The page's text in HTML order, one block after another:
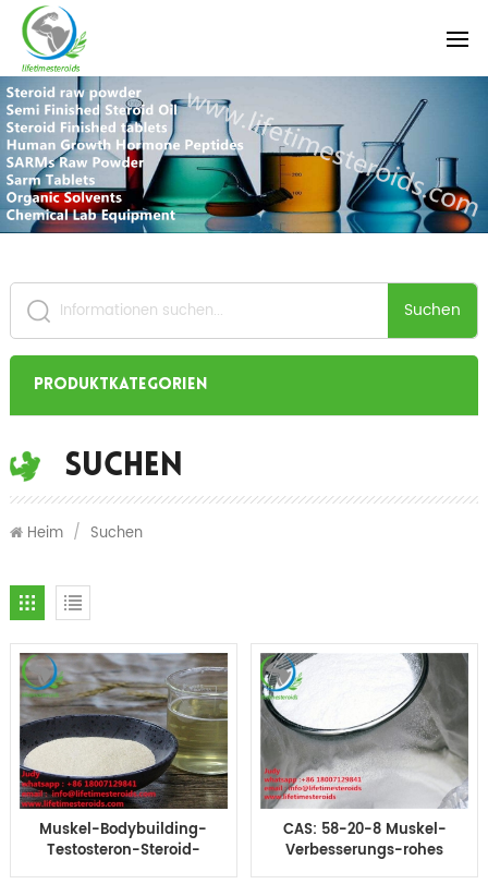
Suchen
Produktkategorien
Suchen
Heim / Suchen
Muskel-Bodybuilding-
Testosteron-Steroid-
Hormon-Testosteron
CAS: 58-20-8 Muskel-
Verbesserungs-rohes
Testosteron-Pulver-